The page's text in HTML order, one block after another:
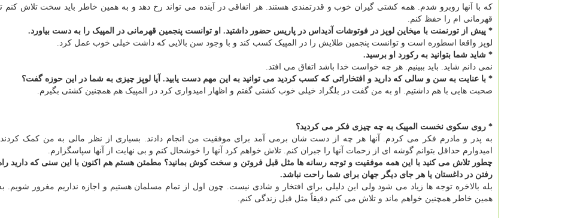
که با آنها روبرو شدم. همه کشتی گیران خوب و قدرتمندی هستند. هر اتفاقی در آینده می تواند رخ دهد و به همین خاطر باید سخت تلاش کنم
قهرمانی ام را حفظ کنم.
* پیش از تورنمنت با میخاین لوپز در فوتوشات آدیداس در پاریس حضور داشتید. او توانست پنجمین قهرمانی در المپیک را به دست بیاورد.
لوپز واقعا اسطوره است و توانست پنجمین طلایش را در المپیک کسب کند و با وجود سن بالایی که داشت خیلی خوب عمل کرد.
* شاید شما بتوانید به رکورد او برسید.
نمی دانم شاید. باید ببینیم. هر چه خواست خدا باشد اتفاق می افتد.
* با عنایت به سن و سالی که دارید و افتخاراتی که کسب کردید می توانید به این مهم دست یابید. آیا لوپز چیزی به شما در این حوزه گفت؟
صحبت هایی با هم داشتیم. او به من گفت در بلگراد خیلی خوب کشتی گفتم و اظهار امیدواری کرد در المپیک هم همچنین کشتی بگیرم.
* روی سکوی نخست المپیک به چه چیزی فکر می کردید؟
به پدر و مادرم فکر می کردم. آنها هر چه از دست شان برمی آمد برای موفقیت من انجام دادند. بسیاری از نظر مالی به من کمک کردند.
امیدوارم حداقل بتوانم گوشه ای از زحمات آنها را جبران کنم. تلاش خواهم کرد آنها را خوشحال کنم و بی نهایت از آنها سپاسگزارم.
چطور تلاش می کنید با این همه موفقیت و توجه رسانه ها مثل قبل فروتن و سخت کوش بمانید؟ مطمئن هستم هم اکنون با این سنی که دارید
رفتن در داغستان یا هر جای دیگر جهان برای شما راحت نباشد.
بله بالاخره توجه ها زیاد می شود ولی این دلیلی برای افتخار و شادی نیست. چون اول از تمام مسلمان هستیم و اجازه نداریم مغرور شویم.
همین خاطر همچنین خواهم ماند و تلاش می کنم دقیقاً مثل قبل زندگی کنم.